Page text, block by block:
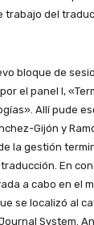
trabajo del
bloque de
el panel I,
Allí pude
Gijón y
la gestión
En
a cabo en el
se localizó al
System.